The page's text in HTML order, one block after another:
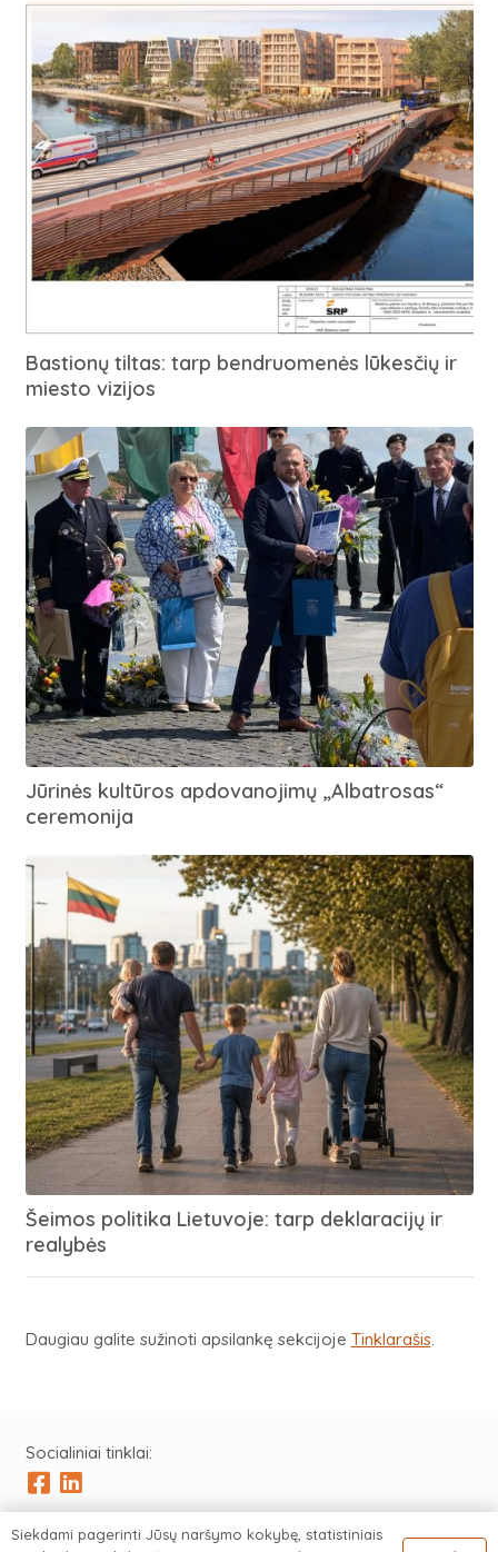
Bastionų tiltas: tarp bendruomenės lūkesčių ir
miesto vizijos
Jūrinės kultūros apdovanojimų „Albatrosas“
ceremonija
Šeimos politika Lietuvoje: tarp deklaracijų ir
realybės
Daugiau galite sužinoti apsilankę sekcijoje Tinklarašis.
Socialiniai tinklai:
Visos teisės saugomos © 2023 Artur Truš |Privatumo
Siekdami pagerinti Jūsų naršymo kokybę, statistiniais